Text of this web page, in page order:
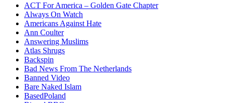
ACT For America – Golden Gate Chapter
Always On Watch
Americans Against Hate
Ann Coulter
Answering Muslims
Atlas Shrugs
Backspin
Bad News From The Netherlands
Banned Video
Bare Naked Islam
BasedPoland